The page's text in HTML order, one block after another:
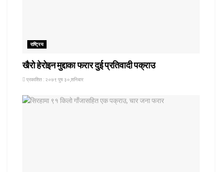
राष्ट्रिय
खैरो हेरोइन मुद्दाका फरार दुई प्रतिवादी पक्राउ
प्रकाशित : २०७९ पुष ३०,शनिबार